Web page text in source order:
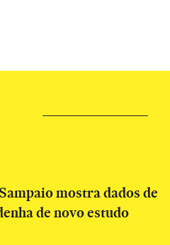
mostra dados de
de novo estudo